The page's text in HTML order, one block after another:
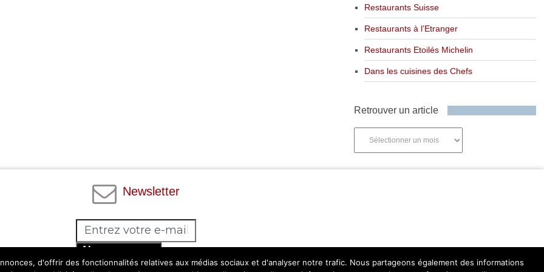
Restaurants Suisse
Restaurants à l’Etranger
Restaurants Etoilés Michelin
Dans les cuisines des Chefs
Retrouver un article
Newsletter
Abonnez-vous
Facebook
d'offrir des fonctionnalités relatives aux médias sociaux et d'analyser notre trafic. Nous partageons également des informations